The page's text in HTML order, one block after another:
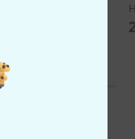
Verlag